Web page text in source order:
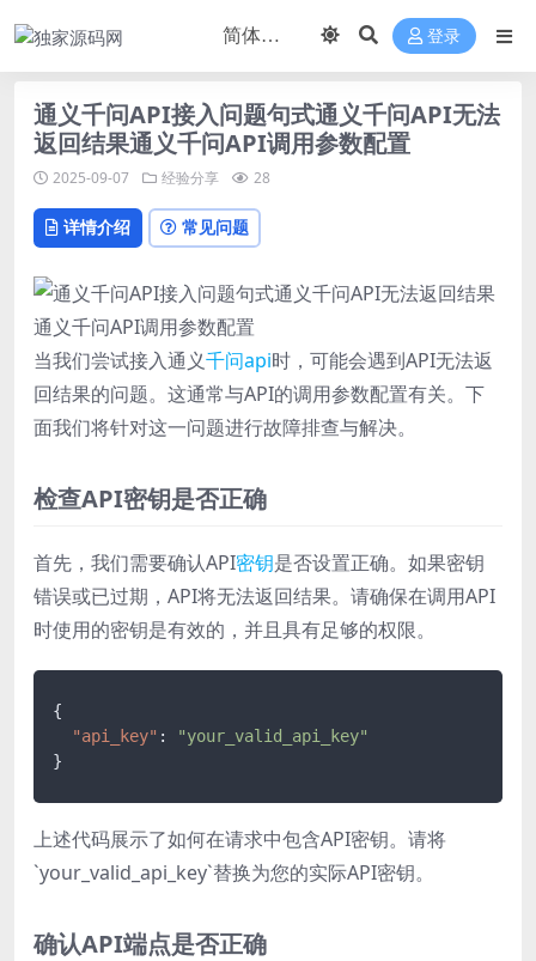
登录
通义千问API接入问题句式通义千问API无法
返回结果通义千问API调用参数配置
2025-09-07 经验分享 28
详情介绍 常见问题
当我们尝试接入通义千问api时，可能会遇到API无法返
回结果的问题。这通常与API的调用参数配置有关。下
面我们将针对这一问题进行故障排查与解决。
检查API密钥是否正确
首先，我们需要确认API密钥是否设置正确。如果密钥
错误或已过期，API将无法返回结果。请确保在调用API
时使用的密钥是有效的，并且具有足够的权限。
{
"api_key" :
"your_valid_api_key"
}
上述代码展示了如何在请求中包含API密钥。请将
`your_valid_api_key`替换为您的实际API密钥。
确认API端点是否正确